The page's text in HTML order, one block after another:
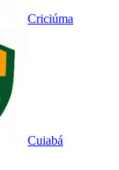
Criciúma
Cuiabá